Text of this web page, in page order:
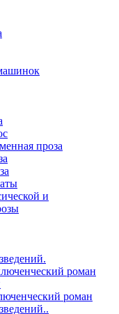
проза
и
роман
роман